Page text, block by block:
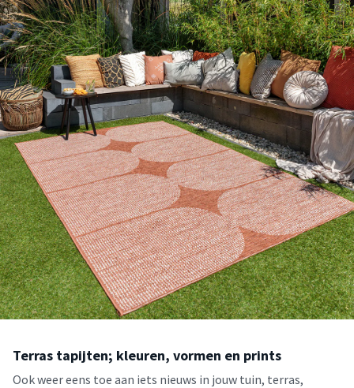
Terras tapijten; kleuren, vormen en prints
Ook weer eens toe aan iets nieuws in jouw tuin, terras,